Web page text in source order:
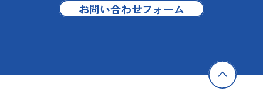
お問い合わせフォーム